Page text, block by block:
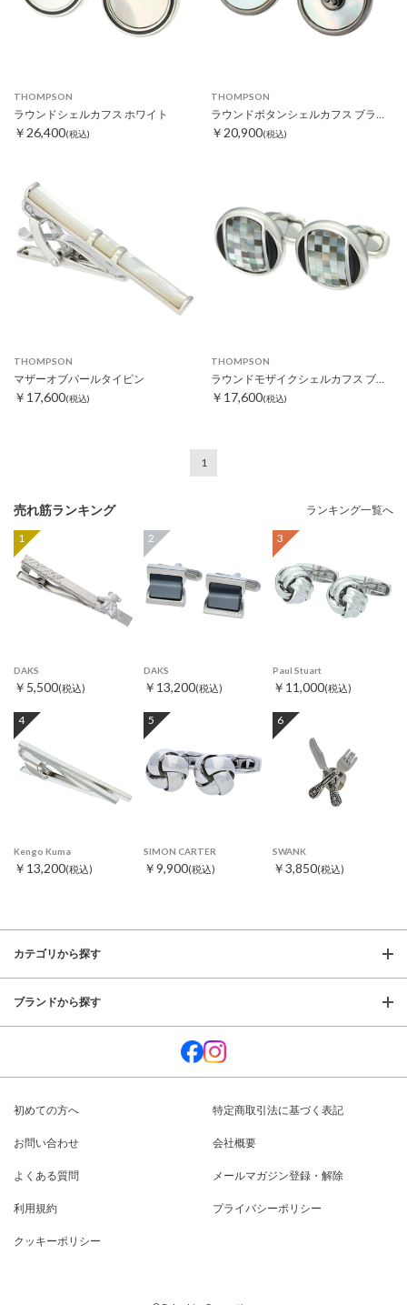
THOMPSON
ラウンドシェルカフス ホワイト
￥26,400(税込)
THOMPSON
￥20,900(税込)
THOMPSON
マザーオブパールタイピン
￥17,600(税込)
THOMPSON
ラウンドモザイクシェルカフス ブラック
￥17,600(税込)
1
売れ筋ランキング ランキング一覧へ
1
DAKS
￥5,500(税込)
2
DAKS
￥13,200(税込)
3
Paul Stuart
￥11,000(税込)
4
Kengo Kuma
￥13,200(税込)
5
SIMON CARTER
￥9,900(税込)
6
SWANK
￥3,850(税込)
カテゴリから探す
ブランドから探す
初めての方へ 特定商取引法に基づく表記
お問い合わせ 会社概要
よくある質問 メールマガジン登録・解除
利用規約 プライバシーポリシー
クッキーポリシー